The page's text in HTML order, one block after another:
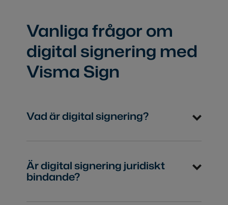
Vanliga frågor om
digital signering med
Visma Sign
Vad är digital signering?
Är digital signering juridiskt
bindande?